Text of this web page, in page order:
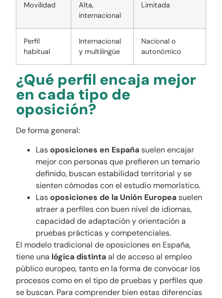
Movilidad
Alta,
internacional
Limitada
Perfil
habitual
Internacional
y multilingüe
Nacional o
autonómico
¿Qué perfil encaja mejor
en cada tipo de
oposición?
De forma general:
Lasoposiciones en Españasuelen encajar
mejor con personas que prefieren un temario
definido, buscan estabilidad territorial y se
sienten cómodas con el estudio memorístico.
Lasoposiciones de la Unión Europeasuelen
atraer a perfiles con buen nivel de idiomas,
capacidad de adaptación y orientación a
pruebas prácticas y competenciales.
El modelo tradicional de oposiciones en España,
tiene una lógica distintaal de acceso al empleo
público europeo, tanto en la forma de convocar los
procesos como en el tipo de pruebas y perfiles que
se buscan. Para comprender bien estas diferencias